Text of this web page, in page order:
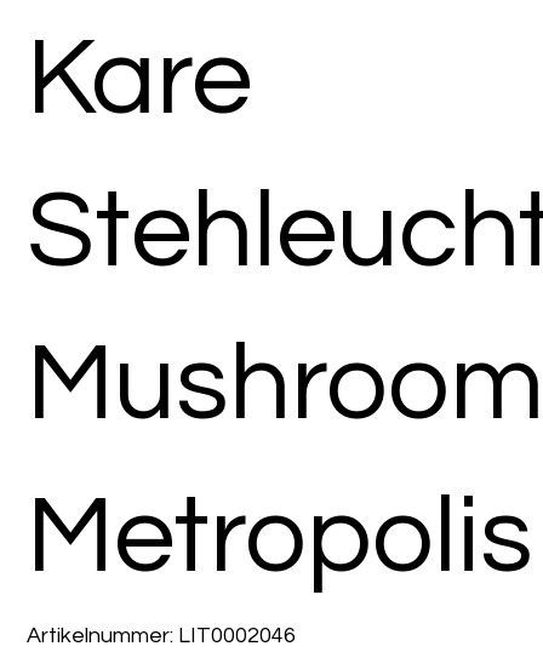
Kare
Metropolis
Artikelnummer: Artikelnummer:
LIT0002046
LIT0002046